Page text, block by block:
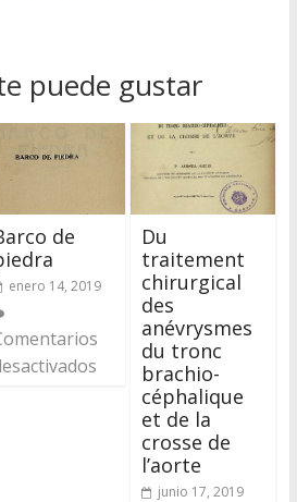
puede gustar
de
enero 14, 2019
Du
traitement
chirurgical
des
anévrysmes
du tronc
brachio-
céphalique
et de la
crosse de
l’aorte
junio 17, 2019